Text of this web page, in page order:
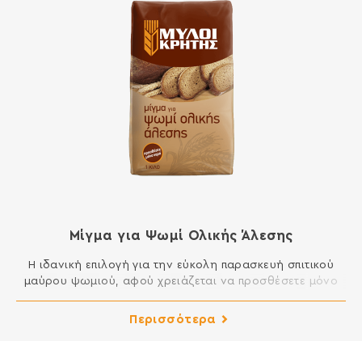
Μίγμα για Ψωμί Ολικής Άλεσης
Η ιδανική επιλογή για την εύκολη παρασκευή σπιτικού
μαύρου ψωμιού, αφού χρειάζεται να προσθέσετε μόνο
ολόκληρο τον καρπό του σταριού, με συνέπεια να έχει
Περισσότερα